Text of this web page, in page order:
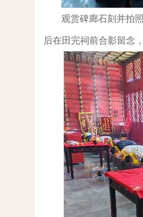
观赏碑廊石刻并拍
后在田完祠前合影留念